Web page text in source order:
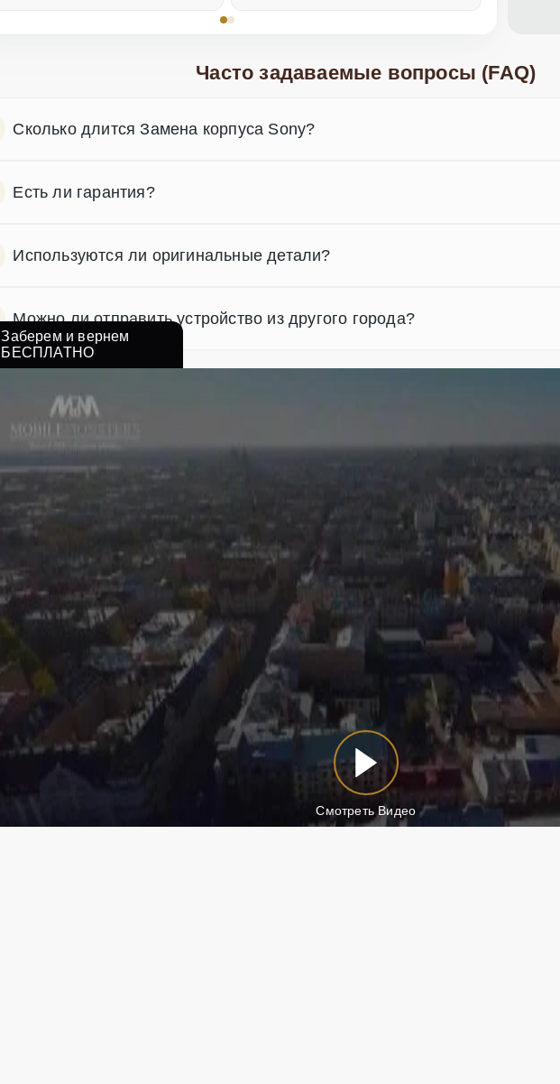
Часто задаваемые вопросы (FAQ)
Сколько длится Замена корпуса Sony?
Есть ли гарантия?
Используются ли оригинальные детали?
Можно ли отправить устройство из другого города?
Заберем и вернем
БЕСПЛАТНО
Смотреть Видео